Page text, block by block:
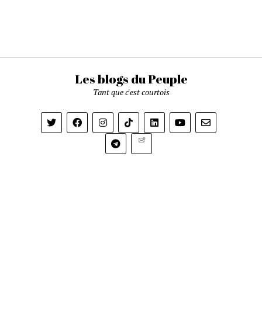
Les blogs du Peuple
Tant que c'est courtois